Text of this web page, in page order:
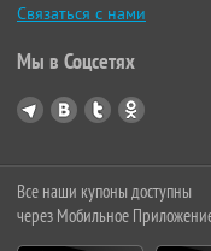
Связаться с нами
Мы в Соцсетях
Все наши купоны доступны
через Мобильное